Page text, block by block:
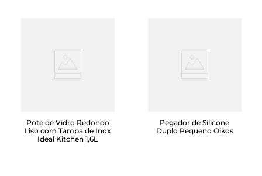
Pote de Vidro Redondo
Liso com Tampa de Inox
Ideal Kitchen 1,6L
Pegador de Silicone
Duplo Pequeno Oikos